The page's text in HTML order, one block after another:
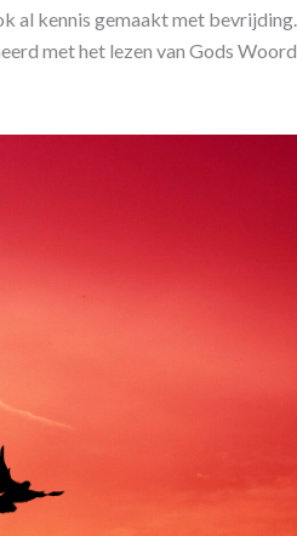
al kennis gemaakt met bevrijding.
met het lezen van Gods Woord,